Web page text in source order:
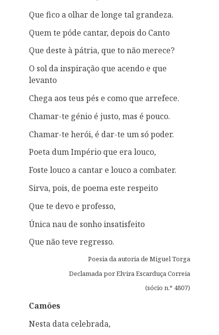
Que fico a olhar de longe tal grandeza.
Quem te póde cantar, depois do Canto
Que deste à pátria, que to não merece?
O sol da inspiração que acendo e que
levanto
Chega aos teus pés e como que arrefece.
Chamar-te génio é justo, mas é pouco.
Chamar-te herói, é dar-te um só poder.
Poeta dum Império que era louco,
Foste louco a cantar e louco a combater.
Sirva, pois, de poema este respeito
Que te devo e professo,
Única nau de sonho insatisfeito
Que não teve regresso.
Poesia da autoria de Miguel Torga
Declamada por Elvira Escarduça Correia
(sócio n.° 4807)
Camões
Nesta data celebrada,